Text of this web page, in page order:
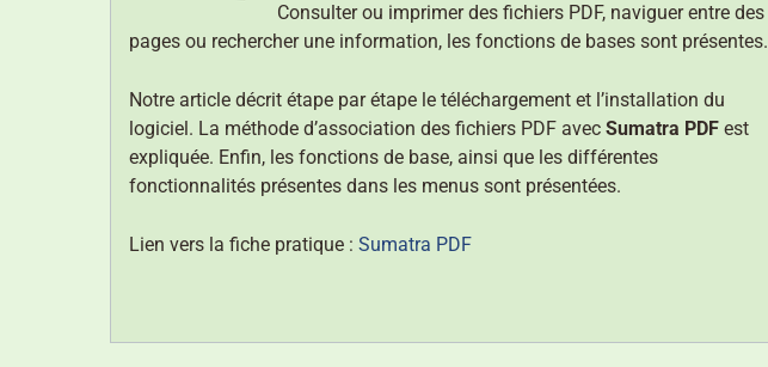
Consulter ou imprimer des fichiers PDF, naviguer entre des
pages ou rechercher une information, les fonctions de bases sont présentes.
Notre article décrit étape par étape le téléchargement et l’installation du
logiciel. La méthode d’association des fichiers PDF avec Sumatra PDF est
expliquée. Enfin, les fonctions de base, ainsi que les différentes
fonctionnalités présentes dans les menus sont présentées.
Lien vers la fiche pratique : Sumatra PDF